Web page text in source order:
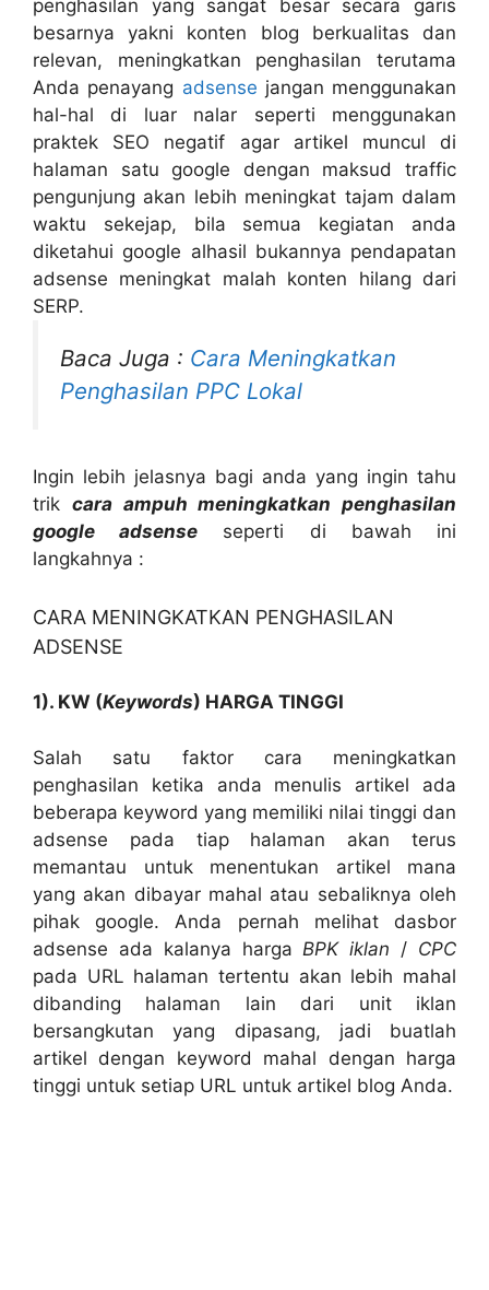
penghasilan yang sangat besar secara garis
besarnya yakni konten blog berkualitas dan
relevan, meningkatkan penghasilan terutama
Anda penayang adsense jangan menggunakan
hal-hal di luar nalar seperti menggunakan
praktek SEO negatif agar artikel muncul di
halaman satu google dengan maksud traffic
pengunjung akan lebih meningkat tajam dalam
waktu sekejap, bila semua kegiatan anda
diketahui google alhasil bukannya pendapatan
adsense meningkat malah konten hilang dari
SERP.
Baca Juga : Cara Meningkatkan
Penghasilan PPC Lokal
Ingin lebih jelasnya bagi anda yang ingin tahu
trik cara ampuh meningkatkan penghasilan
google adsense
seperti di bawah ini
langkahnya :
CARA MENINGKATKAN PENGHASILAN
ADSENSE
1). KW (Keywords) HARGA TINGGI
Salah satu faktor cara meningkatkan
penghasilan ketika anda menulis artikel ada
beberapa keyword yang memiliki nilai tinggi dan
adsense pada tiap halaman akan terus
memantau untuk menentukan artikel mana
yang akan dibayar mahal atau sebaliknya oleh
pihak google. Anda pernah melihat dasbor
adsense ada kalanya harga BPK iklan / CPC
pada URL halaman tertentu akan lebih mahal
dibanding halaman lain dari unit iklan
bersangkutan yang dipasang, jadi buatlah
artikel dengan keyword mahal dengan harga
tinggi untuk setiap URL untuk artikel blog Anda.